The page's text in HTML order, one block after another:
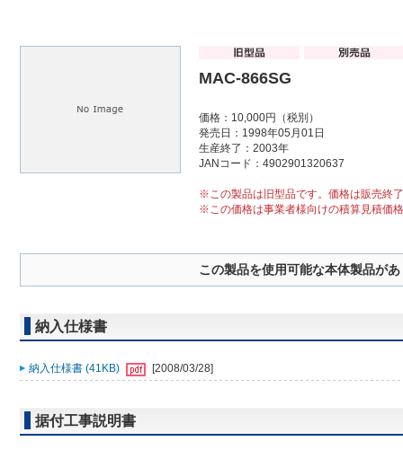
MAC-866SG
価格：10,000円（税別）
発売日：1998年05月01日
生産終了：2003年
JANコード：4902901320637
※この製品は旧型品です。価格は販売終
※この価格は事業者様向けの積算見積価
この製品を使用可能な本体製品が
納入仕様書
納入仕様書 (41KB) [2008/03/28]
据付工事説明書